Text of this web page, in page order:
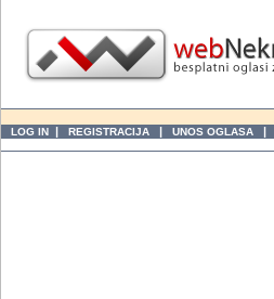
LOG IN | REGISTRACIJA | UNOS OGLASA |